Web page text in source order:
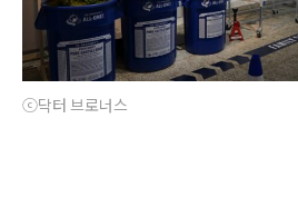
ⓒ닥터 브로너스